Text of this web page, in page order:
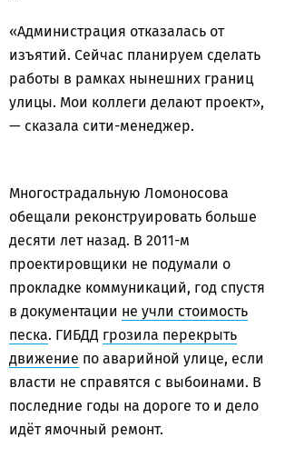
«Администрация отказалась от
изъятий. Сейчас планируем сделать
работы в рамках нынешних границ
улицы. Мои коллеги делают проект»,
— сказала сити-менеджер.
Многострадальную Ломоносова
обещали реконструировать больше
десяти лет назад. В 2011-м
проектировщики не подумали о
прокладке коммуникаций, год спустя
в документации не учли стоимость
песка. ГИБДД грозила перекрыть
движение по аварийной улице, если
власти не справятся с выбоинами. В
последние годы на дороге то и дело
идёт ямочный ремонт.